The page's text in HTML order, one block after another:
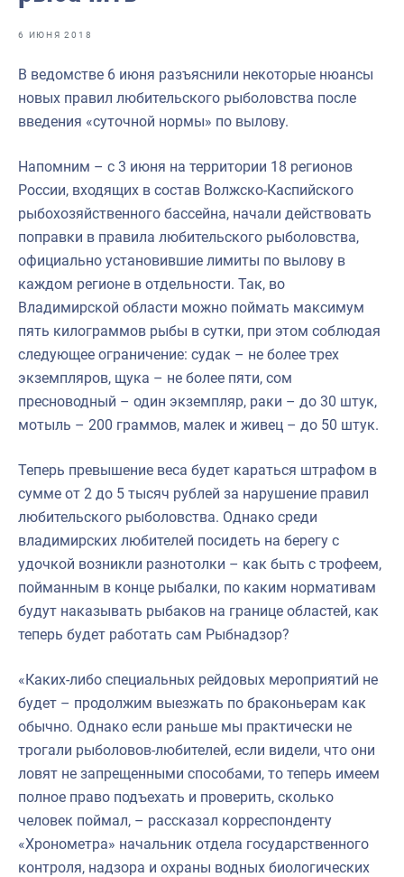
Научно-практическая литература
Рыбоохрана России
Большая африканская экспедиция
События в России и мире
6 ИЮНЯ 2018
В ведомстве 6 июня разъяснили некоторые нюансы
новых правил любительского рыболовства после
введения «суточной нормы» по вылову.
Напомним – с 3 июня на территории 18 регионов
России, входящих в состав Волжско-Каспийского
рыбохозяйственного бассейна, начали действовать
поправки в правила любительского рыболовства,
официально установившие лимиты по вылову в
каждом регионе в отдельности. Так, во
Владимирской области можно поймать максимум
пять килограммов рыбы в сутки, при этом соблюдая
следующее ограничение: судак – не более трех
экземпляров, щука – не более пяти, сом
пресноводный – один экземпляр, раки – до 30 штук,
мотыль – 200 граммов, малек и живец – до 50 штук.
Теперь превышение веса будет караться штрафом в
сумме от 2 до 5 тысяч рублей за нарушение правил
любительского рыболовства. Однако среди
владимирских любителей посидеть на берегу с
удочкой возникли разнотолки – как быть с трофеем,
пойманным в конце рыбалки, по каким нормативам
будут наказывать рыбаков на границе областей, как
теперь будет работать сам Рыбнадзор?
«Каких-либо специальных рейдовых мероприятий не
будет – продолжим выезжать по браконьерам как
обычно. Однако если раньше мы практически не
трогали рыболовов-любителей, если видели, что они
ловят не запрещенными способами, то теперь имеем
полное право подъехать и проверить, сколько
человек поймал, – рассказал корреспонденту
«Хронометра» начальник отдела государственного
контроля, надзора и охраны водных биологических